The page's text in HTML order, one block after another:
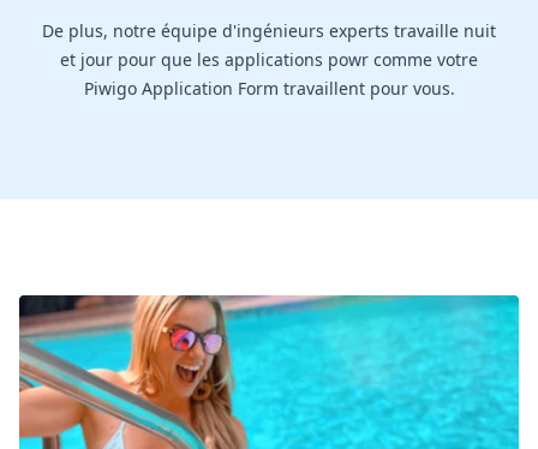
De plus, notre équipe d'ingénieurs experts travaille nuit
et jour pour que les applications powr comme votre
Piwigo Application Form travaillent pour vous.